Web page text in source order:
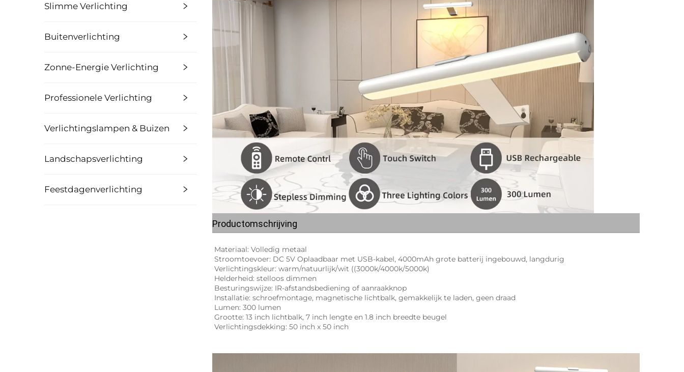
Slimme Verlichting
Buitenverlichting
Zonne-Energie Verlichting
Professionele Verlichting
Verlichtingslampen & Buizen
Landschapsverlichting
Feestdagenverlichting
Productomschrijving
Materiaal: Volledig metaal
Stroomtoevoer: DC 5V Oplaadbaar met USB-kabel, 4000mAh grote batterij ingebouwd, langdurig
Verlichtingskleur: warm/natuurlijk/wit ((3000k/4000k/5000k)
Helderheid: stelloos dimmen
Besturingswijze: IR-afstandsbediening of aanraakknop
Installatie: schroefmontage, magnetische lichtbalk, gemakkelijk te laden, geen draad
Lumen: 300 lumen
Grootte: 13 inch lichtbalk, 7 inch lengte en 1.8 inch breedte beugel
Verlichtingsdekking: 50 inch x 50 inch